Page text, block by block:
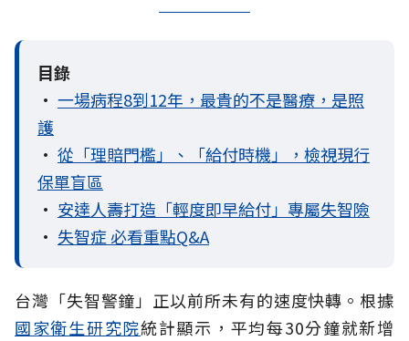
目錄
• 一場病程8到12年，最貴的不是醫療，是照
護
• 從「理賠門檻」、「給付時機」，檢視現行
保單盲區
• 安達人壽打造「輕度即早給付」專屬失智險
• 失智症 必看重點Q&A
台灣「失智警鐘」正以前所未有的速度快轉。根據
國家衛生研究院統計顯示，平均每30分鐘就新增